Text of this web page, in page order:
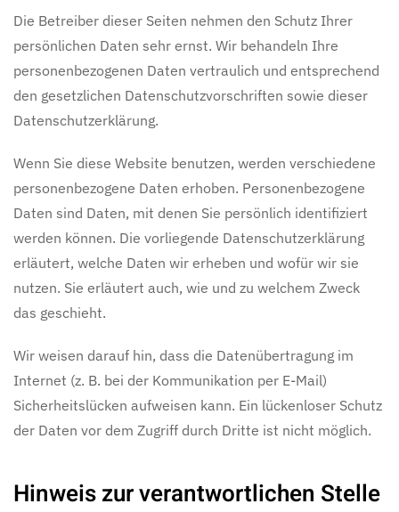
Die Betreiber dieser Seiten nehmen den Schutz Ihrer
persönlichen Daten sehr ernst. Wir behandeln Ihre
personenbezogenen Daten vertraulich und entsprechend
den gesetzlichen Datenschutzvorschriften sowie dieser
Datenschutzerklärung.
Wenn Sie diese Website benutzen, werden verschiedene
personenbezogene Daten erhoben. Personenbezogene
Daten sind Daten, mit denen Sie persönlich identifiziert
werden können. Die vorliegende Datenschutzerklärung
erläutert, welche Daten wir erheben und wofür wir sie
nutzen. Sie erläutert auch, wie und zu welchem Zweck
das geschieht.
Wir weisen darauf hin, dass die Datenübertragung im
Internet (z. B. bei der Kommunikation per E-Mail)
Sicherheitslücken aufweisen kann. Ein lückenloser Schutz
der Daten vor dem Zugriff durch Dritte ist nicht möglich.
Hinweis zur verantwortlichen Stelle